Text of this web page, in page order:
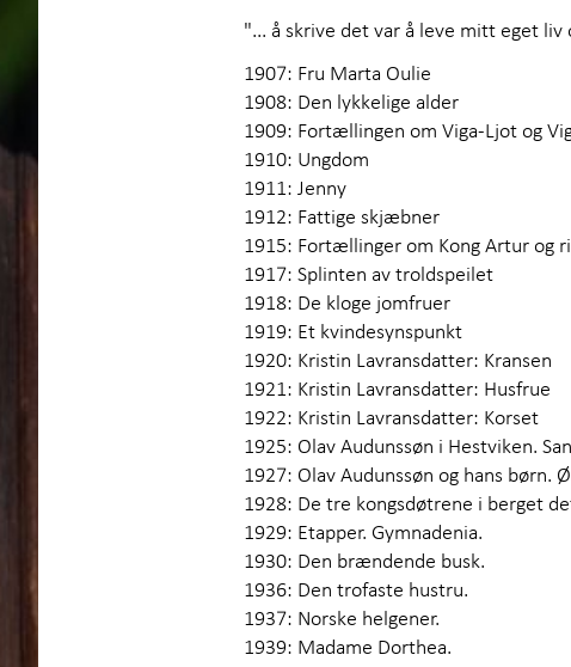
"... å skrive det var å leve mitt eget
1907: Fru Marta Oulie
1908: Den lykkelige alder
1909: Fortællingen om Viga-Ljot og
1910: Ungdom
1911: Jenny
1912: Fattige skjæbner
1915: Fortællinger om Kong Artur og
1917: Splinten av troldspeilet
1918: De kloge jomfruer
1919: Et kvindesyns­punkt
1920: Kristin Lavrans­datter: Kransen
1921: Kristin Lavransdatter: Husfrue
1922: Kristin Lavransdatter: Korset
1925: Olav Audunssøn i Hestviken.
1927: Olav Audunssøn og hans
1928: De tre kongsdøtrene i berget
1929: Etapper. Gymnadenia.
1930: Den brændende busk.
1936: Den trofaste hustru.
1937: Norske helgener.
1939: Madame Dorthea.